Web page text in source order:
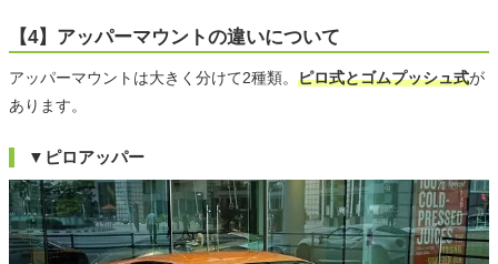
【4】アッパーマウントの違いについて
アッパーマウントは大きく分けて2種類。 ピロ式とゴムプッシュ式が
あります。
▼ピロアッパー